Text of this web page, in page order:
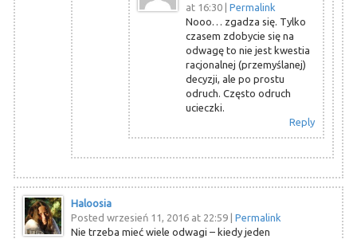
at 16:30| Permalink
Nooo… zgadza się. Tylko
czasem zdobycie się na
odwagę to nie jest kwestia
racjonalnej (przemyślanej)
decyzji, ale po prostu
odruch. Często odruch
ucieczki.
Reply
Haloosia
Posted wrzesień 11, 2016 at 22:59| Permalink
Nie trzeba mieć wiele odwagi – kiedy jeden